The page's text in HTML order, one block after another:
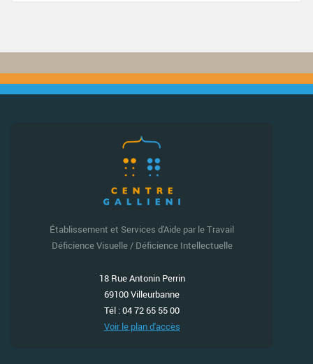
Établissement et Services d'Aide par le Travail
Déficience Visuelle / Déficience Intellectuelle
18 Rue Antonin Perrin
69100 Villeurbanne
Tél : 04 72 65 55 00
Voir le plan d'accès